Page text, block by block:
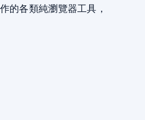
的各類純瀏覽器工具，